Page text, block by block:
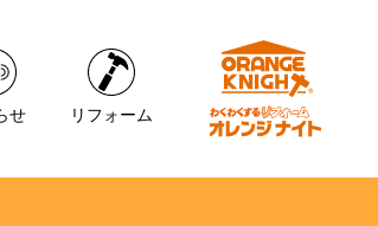
せ リフォーム